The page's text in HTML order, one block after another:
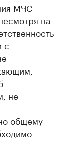
МЧС
на
с
не
общему